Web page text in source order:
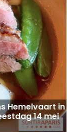
Hemelvaart in
14 mei